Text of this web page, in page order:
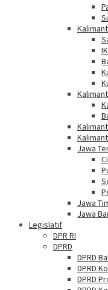
Jawa
Jawa
Jawa
Legislatif
DPR RI
DPRD
DPRD
DPRD
DPRD